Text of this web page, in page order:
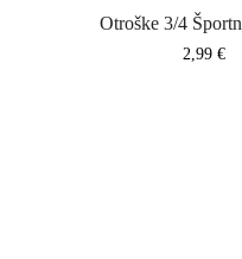
Otroške 3/4
Cena
2,99 €